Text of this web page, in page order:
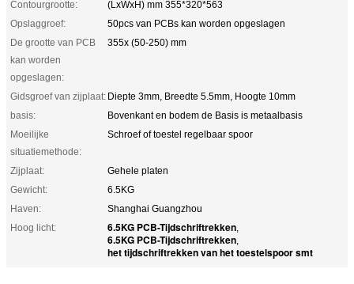
Contourgrootte:
(LxWxH) mm 355*320*563
Opslaggroef:
50pcs van PCBs kan worden opgeslagen
De grootte van PCB
kan worden
opgeslagen:
355x (50-250) mm
Gidsgroef van zijplaat: Diepte 3mm, Breedte 5.5mm, Hoogte 10mm
basis:
Bovenkant en bodem de Basis is metaalbasis
Moeilijke
situatiemethode:
Schroef of toestel regelbaar spoor
Zijplaat:
Gehele platen
Gewicht:
6.5KG
Haven:
Shanghai Guangzhou
Hoog licht:
6.5KG PCB-Tijdschriftrekken,
6.5KG PCB-Tijdschriftrekken,
het tijdschriftrekken van het toestelspoor smt